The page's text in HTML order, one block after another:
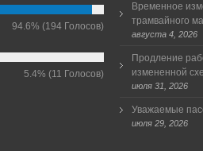
94.6% (194 Голосов)
5.4% (11 Голосов)
Временное
трамвайного
августа 4, 2026
Продление
измененной
июля 31, 2026
Уважаемые
июля 29, 2026